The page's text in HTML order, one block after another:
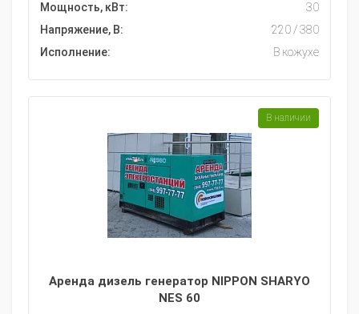
Мощность, кВт:
30
Напряжение, В:
220 / 380
Исполнение:
В кожухе
Аренда дизель генератор NIPPON SHARYO
NES 60
В наличии